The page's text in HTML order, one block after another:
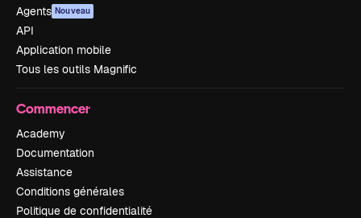
Agents Nouveau
API
Application mobile
Tous les outils Magnific
Commencer
Academy
Documentation
Assistance
Conditions générales
Politique de confidentialité